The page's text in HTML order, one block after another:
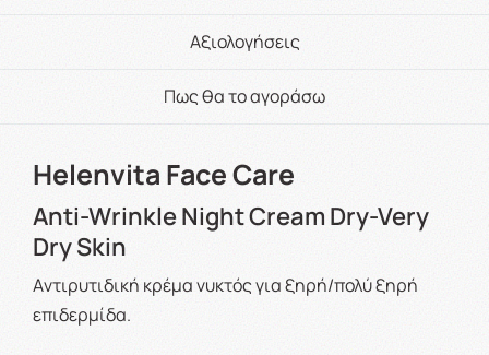
Αξιολογήσεις
Πως θα το αγοράσω
Helenvita Face Care
Anti-Wrinkle Night Cream Dry-Very
Dry Skin
Aντιρυτιδική κρέμα νυκτός για ξηρή/πολύ ξηρή
επιδερμίδα.